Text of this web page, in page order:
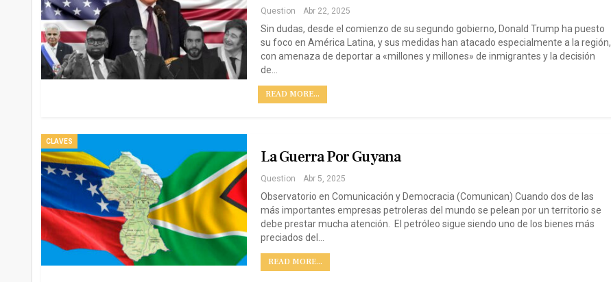
Question Abr 22, 2025
Sin dudas, desde el comienzo de su segundo gobierno, Donald Trump ha puesto
su foco en América Latina, y sus medidas han atacado especialmente a la región,
con amenaza de deportar a «millones y millones» de inmigrantes y la decisión
de…
READ MORE...
CLAVES
La Guerra Por Guyana
Question Abr 5, 2025
Observatorio en Comunicación y Democracia (Comunican) Cuando dos de las
más importantes empresas petroleras del mundo se pelean por un territorio se
debe prestar mucha atención. El petróleo sigue siendo uno de los bienes más
preciados del…
READ MORE...